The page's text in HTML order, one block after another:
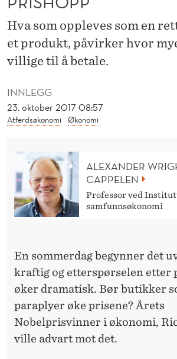
E
T
T
E
R
INNLEGG
23. oktober 2017 08:57
Atferdsøkonomi Økonomi
Hva som oppleves som en
et produkt, påvirker hvor
villige til å betale.
ALEXANDER
CAPPELEN
Professor ved
samfunnsøkonomi
En sommerdag begynner det
kraftig og etterspørselen etter
øker dramatisk. Bør butikker
paraplyer øke prisene? Årets
Nobelprisvinner i økonomi,
ville advart mot det.